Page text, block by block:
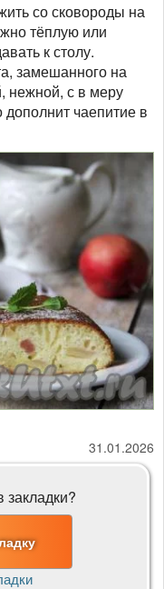
со сковороды на
тёплую или
к столу.
замешанного на
нежной, с в меру
чаепитие в
31.01.2026
закладки?